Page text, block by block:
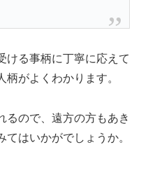
ける事柄に丁寧に応えて
柄がよくわかります。
るので、遠方の方もあき
はいかがでしょうか。